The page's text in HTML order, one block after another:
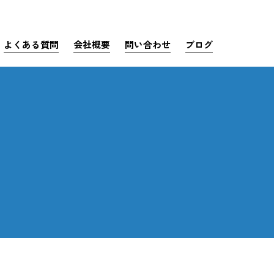
よくある質問 会社概要 問い合わせ ブログ